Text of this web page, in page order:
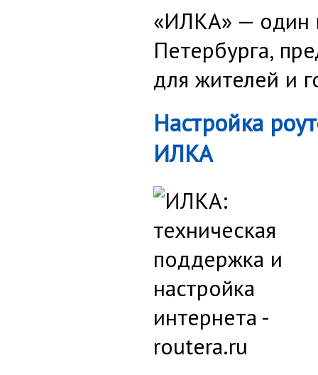
«ИЛКА» — один
Петербурга,
для жителей и
Настройка
ИЛКА